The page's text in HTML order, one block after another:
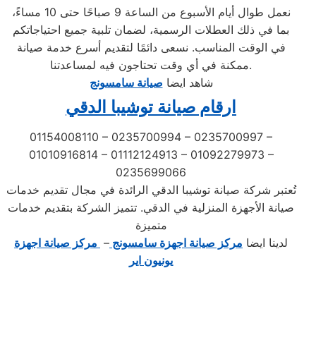
نعمل طوال أيام الأسبوع من الساعة 9 صباحًا حتى 10 مساءً،
بما في ذلك العطلات الرسمية، لضمان تلبية جميع احتياجاتكم
في الوقت المناسب. نسعى دائمًا لتقديم أسرع خدمة صيانة
ممكنة في أي وقت تحتاجون فيه لمساعدتنا.
شاهد ايضا صيانة سامسونج
ارقام صيانة توشيبا الدقي
01154008110 – 0235700994 – 0235700997 –
01010916814 – 01112124913 – 01092279973 –
0235699066
تُعتبر شركة صيانة توشيبا الدقي الرائدة في مجال تقديم خدمات
صيانة الأجهزة المنزلية في الدقي. تتميز الشركة بتقديم خدمات
متميزة
لدينا ايضا مركز صيانة اجهزة سامسونج – مركز صيانة اجهزة
يونيون اير